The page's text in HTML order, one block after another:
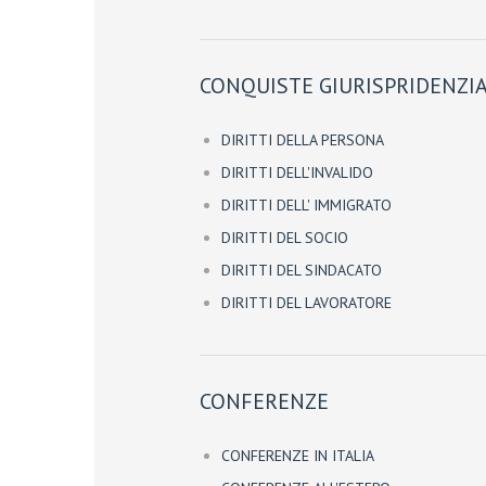
CONQUISTE
DIRITTI DELLA PERSONA
DIRITTI DELL'INVALIDO
DIRITTI DELL' IMMIGRATO
DIRITTI DEL SOCIO
DIRITTI DEL SINDACATO
DIRITTI DEL LAVORATORE
CONFERENZE
CONFERENZE IN ITALIA